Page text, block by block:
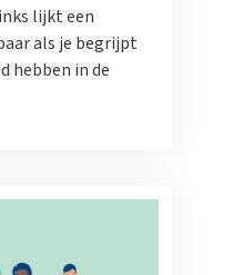
lijkt een
als je begrijpt
hebben in de